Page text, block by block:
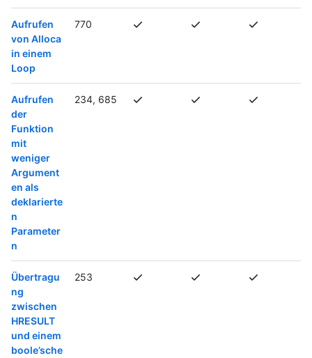
Aufrufen
von Alloca
in einem
Loop
770
Aufrufen
der
Funktion
mit
weniger
Argument
en als
deklarierte
n
Parameter
n
234, 685
Übertragu
ng
zwischen
HRESULT
und einem
boole’sche
253